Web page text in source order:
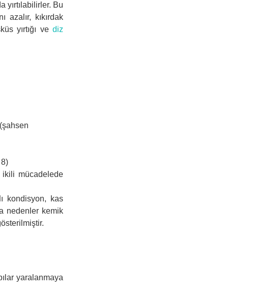
yırtılabilirler. Bu
kıkırdak
yırtığı ve diz
ikili mücadelede
kondisyon, kas
nedenler kemik
yaralanmaya